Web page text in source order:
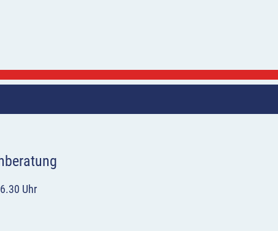
Uhr